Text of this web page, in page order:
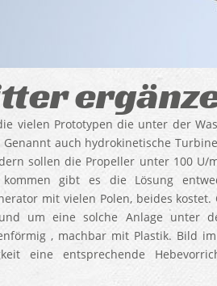
vielen Prototypen die unter der
auch hydrokinetische
sollen die Propeller unter 100
gibt es die Lösung
mit vielen Polen, beides
um eine solche Anlage unter
, machbar mit Plastik. Bild
eine entsprechende